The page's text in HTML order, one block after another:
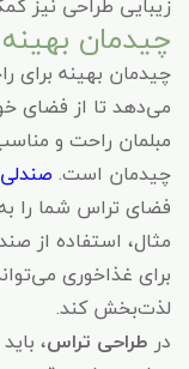
چیدمان
چیدمان بهینه برای
می‌دهد تا از فضای
مبلمان راحت و
چیدمان است.
فضای تراس شما را
مثال، استفاده از
برای غذاخوری
لذت‌بخش کند.
در طراحی تراس،